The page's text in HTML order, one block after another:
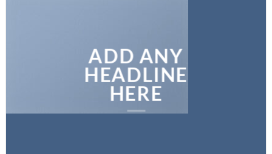
ADD ANY
HEADLINE
HERE